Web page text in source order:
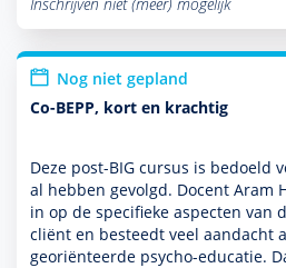
Nog niet gepland
Co-BEPP, kort en krachtig
Deze post-BIG cursus is bedoeld
al hebben gevolgd. Docent Aram
in op de speci­fieke aspecten van
cliënt en besteedt veel aan­dacht
georiënteerde psycho-educatie.